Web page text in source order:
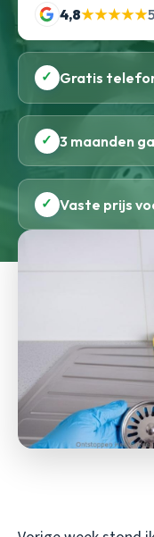
4,8★★★★★
✓ Gratis
✓ 3 maanden
✓ Vaste prijs